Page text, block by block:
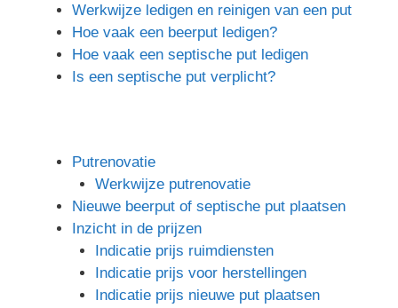
Werkwijze ledigen en reinigen van een put
Hoe vaak een beerput ledigen?
Hoe vaak een septische put ledigen
Is een septische put verplicht?
Putrenovatie
Werkwijze putrenovatie
Nieuwe beerput of septische put plaatsen
Inzicht in de prijzen
Indicatie prijs ruimdiensten
Indicatie prijs voor herstellingen
Indicatie prijs nieuwe put plaatsen